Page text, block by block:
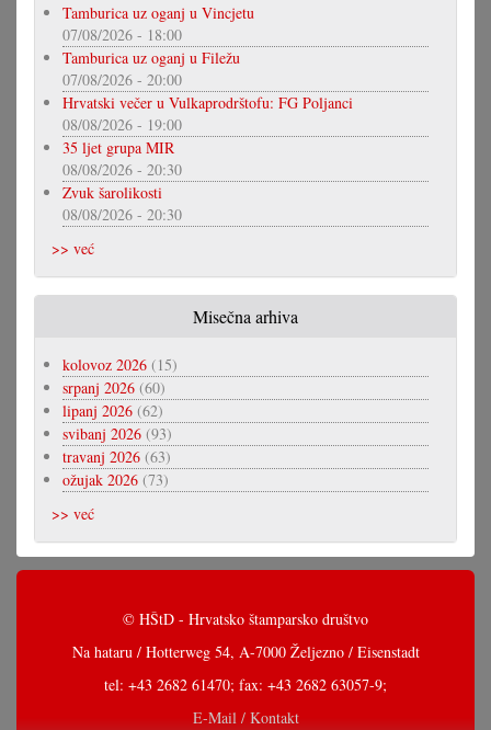
Tamburica uz oganj u Vincjetu
07/08/2026 - 18:00
Tamburica uz oganj u Filežu
07/08/2026 - 20:00
Hrvatski večer u Vulkaprodrštofu: FG Poljanci
08/08/2026 - 19:00
35 ljet grupa MIR
08/08/2026 - 20:30
Zvuk šarolikosti
08/08/2026 - 20:30
>> već
Misečna arhiva
kolovoz 2026 (15)
srpanj 2026 (60)
lipanj 2026 (62)
svibanj 2026 (93)
travanj 2026 (63)
ožujak 2026 (73)
>> već
© HŠtD - Hrvatsko štamparsko društvo
Na hataru / Hotterweg 54, A-7000 Željezno / Eisenstadt
tel: +43 2682 61470; fax: +43 2682 63057-9;
E-Mail / Kontakt